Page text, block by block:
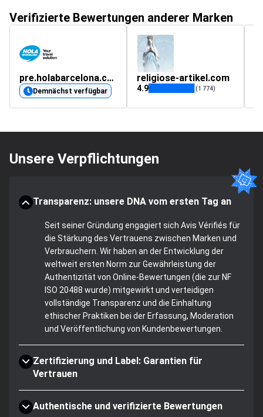
Verifizierte Bewertungen anderer Marken
pre.holabarcelona.com
Demnächst verfügbar
religiose-artikel.com
4.9 (1 774)
Unsere Verpflichtungen
Transparenz: unsere DNA vom ersten Tag an
Seit seiner Gründung engagiert sich Avis Vérifiés für
die Stärkung des Vertrauens zwischen Marken und
Verbrauchern. Wir haben an der Entwicklung der
weltweit ersten Norm zur Gewährleistung der
Authentizität von Online-Bewertungen (die zur NF
ISO 20488 wurde) mitgewirkt und verteidigen
vollständige Transparenz und die Einhaltung
ethischer Praktiken bei der Erfassung, Moderation
und Veröffentlichung von Kundenbewertungen.
Zertifizierung und Label: Garantien für
Vertrauen
Authentische und verifizierte Bewertungen